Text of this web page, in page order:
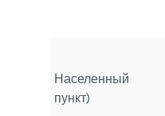
Населенный
пункт)